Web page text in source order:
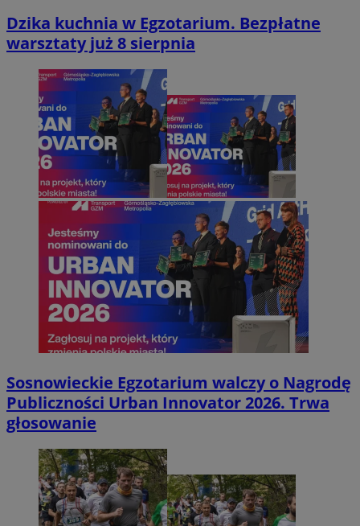
Dzika kuchnia w Egzotarium. Bezpłatne
warsztaty już 8 sierpnia
Sosnowieckie Egzotarium walczy o Nagrodę
Publiczności Urban Innovator 2026. Trwa
głosowanie